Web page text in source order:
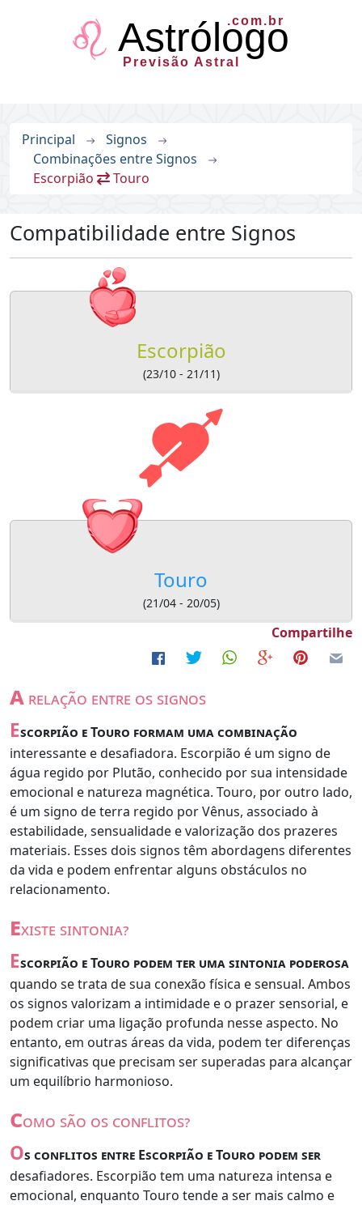
Astrólogo
.com.br
Previsão Astral
Principal
Signos
Combinações entre Signos
Escorpião
Touro
Compatibilidade entre Signos
Escorpião
(23/10 - 21/11)
Touro
(21/04 - 20/05)
Compartilhe
a relação entre os signos
Escorpião e Touro formam uma combinação
interessante e desafiadora. Escorpião é um signo de
água regido por Plutão, conhecido por sua intensidade
emocional e natureza magnética. Touro, por outro lado,
é um signo de terra regido por Vênus, associado à
estabilidade, sensualidade e valorização dos prazeres
materiais. Esses dois signos têm abordagens diferentes
da vida e podem enfrentar alguns obstáculos no
relacionamento.
existe sintonia?
Escorpião e Touro podem ter uma sintonia poderosa
quando se trata de sua conexão física e sensual. Ambos
os signos valorizam a intimidade e o prazer sensorial, e
podem criar uma ligação profunda nesse aspecto. No
entanto, em outras áreas da vida, podem ter diferenças
significativas que precisam ser superadas para alcançar
um equilíbrio harmonioso.
como são os conflitos?
Os conflitos entre Escorpião e Touro podem ser
desafiadores. Escorpião tem uma natureza intensa e
emocional, enquanto Touro tende a ser mais calmo e